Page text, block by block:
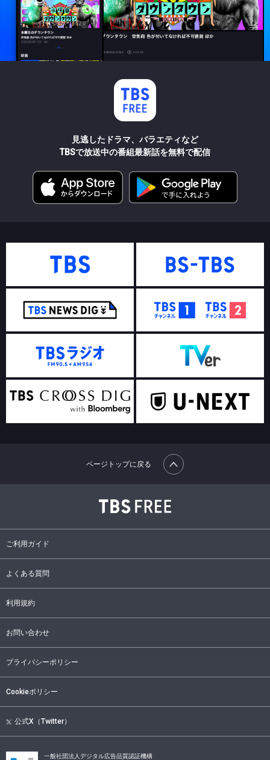
見逃したドラマ、バラエティなど
TBSで放送中の番組最新話を無料で配信
ご利用ガイド
よくある質問
利用規約
お問い合わせ
プライバシーポリシー
Cookieポリシー
公式X（Twitter）
ページトップに戻る
一般社団法人デジタル広告品質認証機構